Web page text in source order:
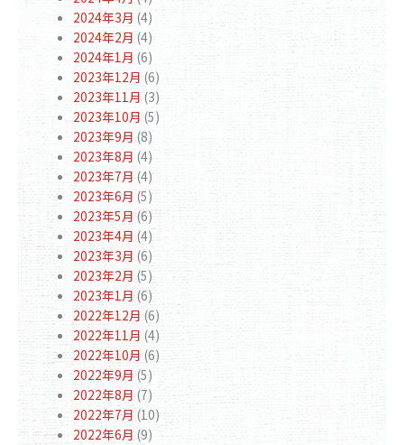
2024年3月 (4)
2024年2月 (4)
2024年1月 (6)
2023年12月 (6)
2023年11月 (3)
2023年10月 (5)
2023年9月(8)
2023年8月 (4)
2023年7月(4)
2023年6月 (5)
2023年5月 (6)
2023年4月 (4)
2023年3月 (6)
2023年2月(5)
2023年1月 (6)
2022年12月 (6)
2022年11月 (4)
2022年10月 (6)
2022年9月(5)
2022年8月 (7)
2022年7月(10)
2022年6月 (9)